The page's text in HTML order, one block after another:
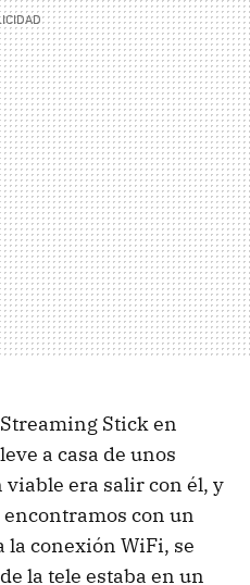
Stick en
a casa de unos
era salir con él, y
con un
la conexión WiFi, se
la tele estaba en un